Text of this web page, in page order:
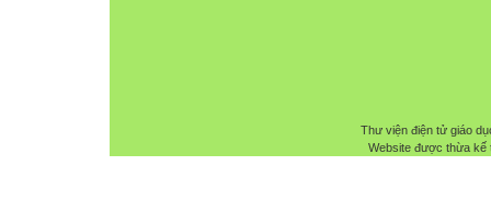
Thư viện điện tử giáo
Website được thừa